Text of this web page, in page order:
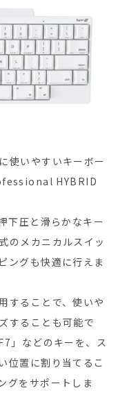
使いやすいキーボー
HYBRID
下圧と滑らかなキー
のメカニカルスイッ
ングも快適に行えま
することで、使いや
することも可能で
」などのキーを、ス
位置に割り当てるこ
グをサポートしま